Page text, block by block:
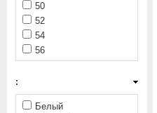
50
52
54
56
:
Белый